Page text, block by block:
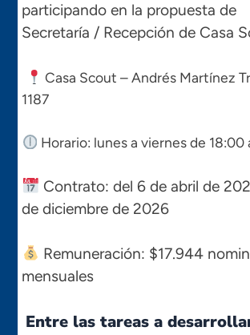
participando en la propuesta de
Secretaría / Recepción de Casa
Casa Scout – Andrés Martínez
1187
Horario: lunes a viernes de 18:00
Contrato: del 6 de abril de
de diciembre de 2026
Remuneración: $17.944
mensuales
Entre las tareas a